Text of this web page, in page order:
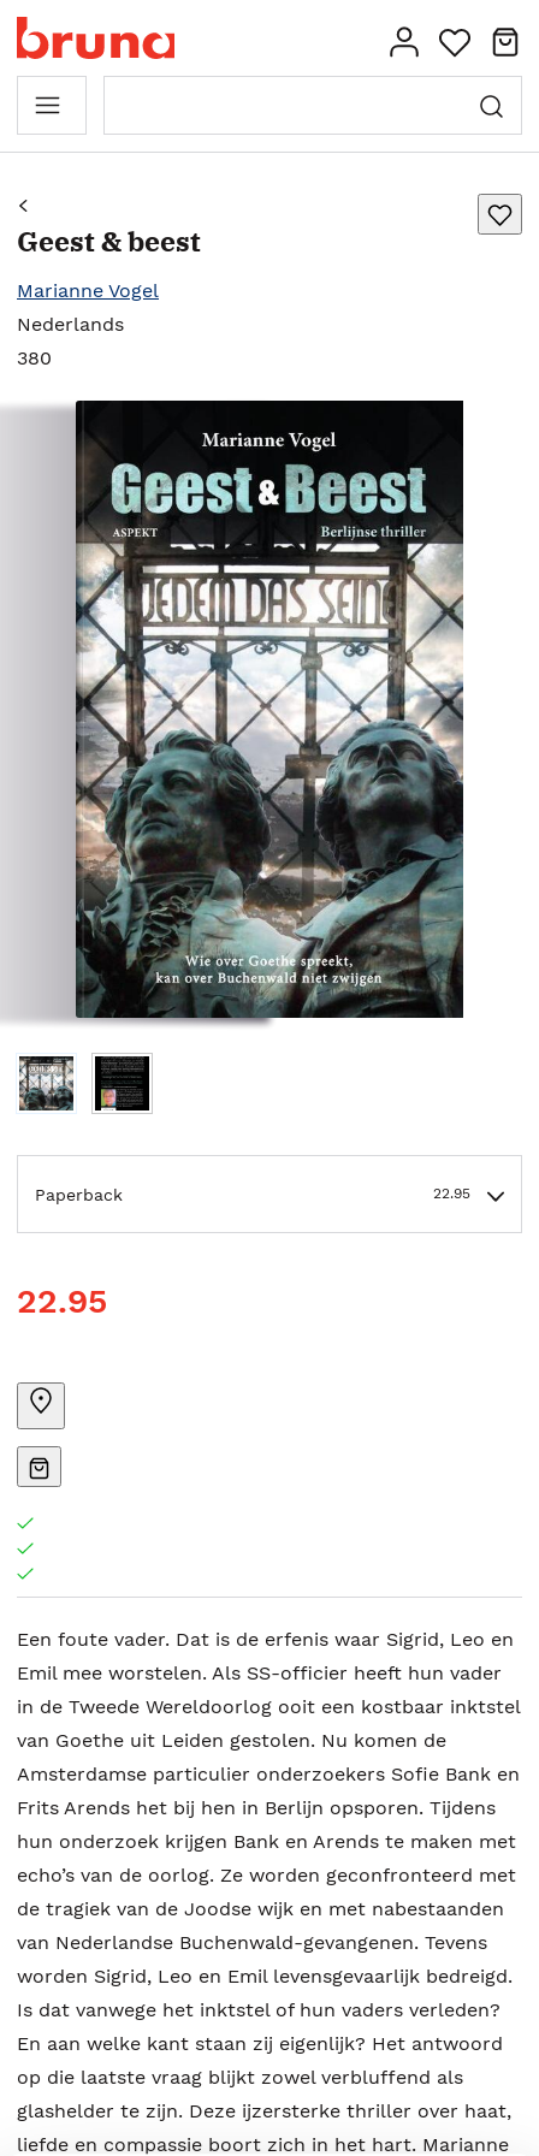
Geest & beest
Marianne Vogel
Nederlands
380
Paperback 22.95
22.95
Een foute vader. Dat is de erfenis waar Sigrid, Leo en
Emil mee worstelen. Als SS-officier heeft hun vader
in de Tweede Wereldoorlog ooit een kostbaar inktstel
van Goethe uit Leiden gestolen. Nu komen de
Amsterdamse particulier onderzoekers Sofie Bank en
Frits Arends het bij hen in Berlijn opsporen. Tijdens
hun onderzoek krijgen Bank en Arends te maken met
echo’s van de oorlog. Ze worden geconfronteerd met
de tragiek van de Joodse wijk en met nabestaanden
van Nederlandse Buchenwald-gevangenen. Tevens
worden Sigrid, Leo en Emil levensgevaarlijk bedreigd.
Is dat vanwege het inktstel of hun vaders verleden?
En aan welke kant staan zij eigenlijk? Het antwoord
op die laatste vraag blijkt zowel verbluffend als
glashelder te zijn. Deze ijzersterke thriller over haat,
liefde en compassie boort zich in het hart. Marianne